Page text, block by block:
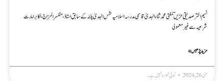
نسیم اختر صدیقی حزیںؔ مفتی محمد ثناء الہدیٰ قاسمی مدرسہ اسلامیہ شمس الہدیٰ پٹنہ کے سابق استاذ، منکسر المزاج، اکابر امارت
شرعیہ سے غیر معمولی
مزید پڑھیں »
مئی 26, 2024 کوئی تبصرہ نہیں ہے۔